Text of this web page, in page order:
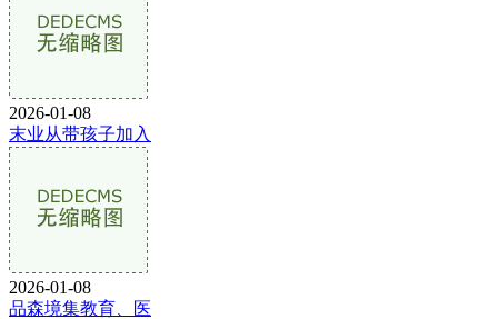
2026-01-08
末业从带孩子加入
2026-01-08
品森境集教育、医